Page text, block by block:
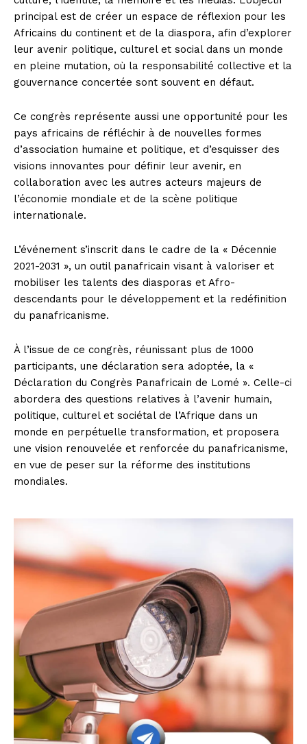
principal est de créer un espace de réflexion pour les
Africains du continent et de la diaspora, afin d’explorer
leur avenir politique, culturel et social dans un monde
en pleine mutation, où la responsabilité collective et la
gouvernance concertée sont souvent en défaut.
Ce congrès représente aussi une opportunité pour les
pays africains de réfléchir à de nouvelles formes
d’association humaine et politique, et d’esquisser des
visions innovantes pour définir leur avenir, en
collaboration avec les autres acteurs majeurs de
l’économie mondiale et de la scène politique
internationale.
L’événement s’inscrit dans le cadre de la « Décennie
2021-2031 », un outil panafricain visant à valoriser et
mobiliser les talents des diasporas et Afro-
descendants pour le développement et la redéfinition
du panafricanisme.
À l’issue de ce congrès, réunissant plus de 1000
participants, une déclaration sera adoptée, la «
Déclaration du Congrès Panafricain de Lomé ». Celle-ci
abordera des questions relatives à l’avenir humain,
politique, culturel et sociétal de l’Afrique dans un
monde en perpétuelle transformation, et proposera
une vision renouvelée et renforcée du panafricanisme,
en vue de peser sur la réforme des institutions
mondiales.